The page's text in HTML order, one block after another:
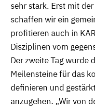
sehr stark. Erst mit
schaffen wir ein
profitieren auch in
Disziplinen vom
Der zweite Tag wurde
Meilensteine für das
definieren und
anzugehen. „Wir von